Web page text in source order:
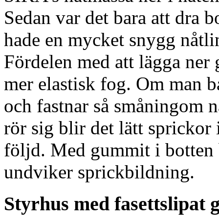
Sedan var det bara att dra
hade en mycket snygg
Fördelen med att lägga
mer elastisk fog. Om man
och fastnar så småningom
rör sig blir det lätt sprickor
följd. Med gummit i botten
undviker sprickbildning.
Styrhus med fasettslipat